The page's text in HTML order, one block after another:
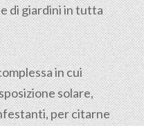
di giardini in tutta
in cui
solare,
per citarne